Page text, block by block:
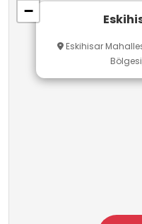
Eskihisar
−